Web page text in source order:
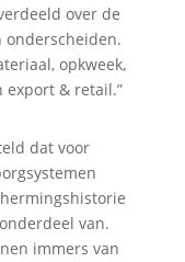
over de
opkweek,
& retail.”
dat voor
van.
immers van